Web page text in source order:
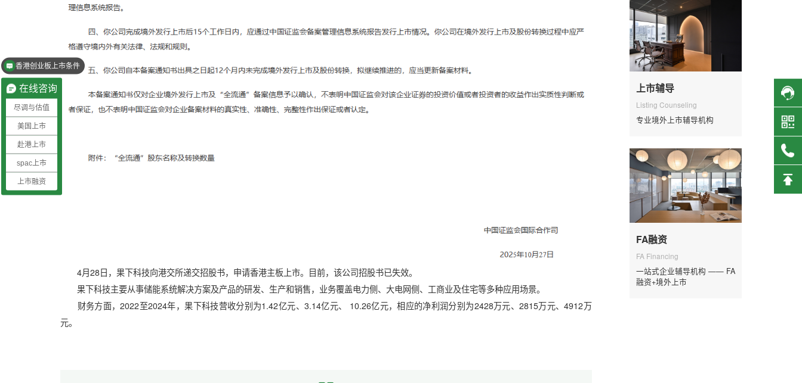
4月28日，果下科技向港交所递交招股书，申请香港主板上市。目前，该公司招股书已失效。
果下科技主要从事储能系统解决方案及产品的研发、生产和销售，业务覆盖电力侧、大电网侧、工商业及住宅等多种应用场景。
财务方面，2022至2024年，果下科技营收分别为1.42亿元、3.14亿元、 10.26亿元，相应的净利润分别为2428万元、2815万元、4912万
元。
上市辅导
Listing Counseling
专业境外上市辅导机构
FA融资
FA Financing
一站式企业辅导机构 —— FA
融资+境外上市
在线咨询
尽调与估值
美国上市
赴港上市
spac上市
上市融资
香港创业板上市条件